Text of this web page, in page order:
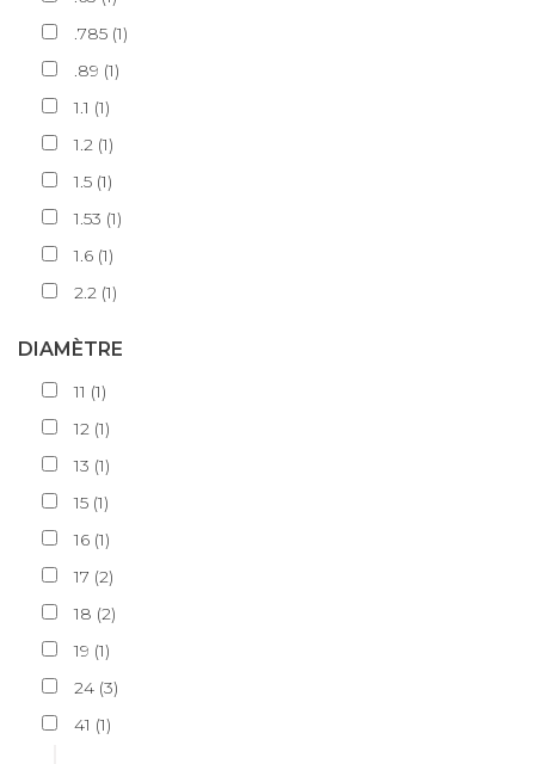
.785 (1)
.89 (1)
1.1 (1)
1.2 (1)
1.5 (1)
1.53 (1)
1.6 (1)
2.2 (1)
DIAMÈTRE
11 (1)
12 (1)
13 (1)
15 (1)
16 (1)
17 (2)
18 (2)
19 (1)
24 (3)
41 (1)